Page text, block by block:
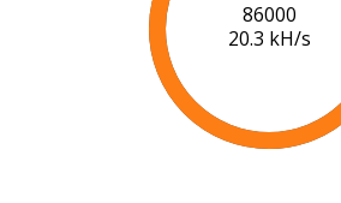
88000
20.4 kH/s